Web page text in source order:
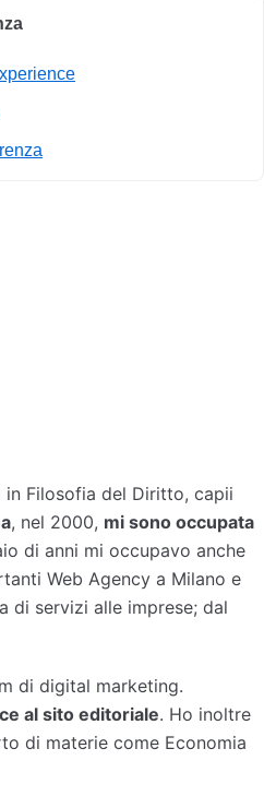
in Filosofia del Diritto, capii
, nel 2000, mi sono occupata
di anni mi occupavo anche
Web Agency a Milano e
di servizi alle imprese; dal
di digital marketing.
al sito editoriale. Ho inoltre
di materie come Economia